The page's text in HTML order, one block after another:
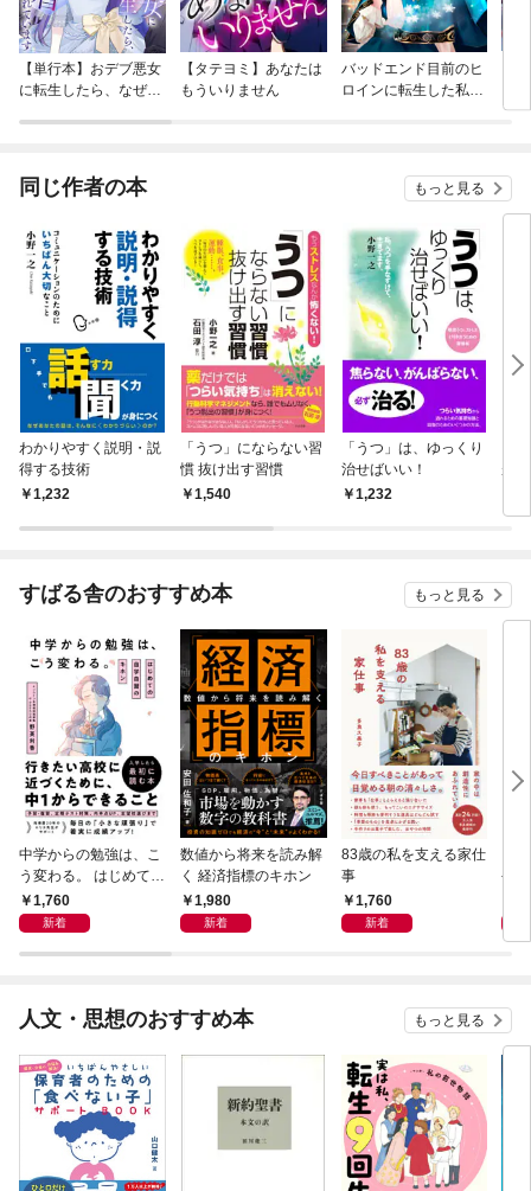
【単行本】おデブ悪女
に転生したら、なぜか
【タテヨミ】あなたは
もういりません
バッドエンド目前のヒ
ロインに転生した私、
同じ作者の本 もっと見る
わかりやすく説明・説
得する技術
1,232
「うつ」にならない習
慣 抜け出す習慣
1,540
「うつ」は、ゆっくり
治せばいい！
1,232
が
すばる舎のおすすめ本 もっと見る
中学からの勉強は、こ
う変わる。 はじめての
自学自習のキホン
1,760
新着
数値から将来を読み解
く 経済指標のキホン
1,980
新着
83歳の私を支える家仕
事
1,760
新着
や
人文・思想のおすすめ本 もっと見る